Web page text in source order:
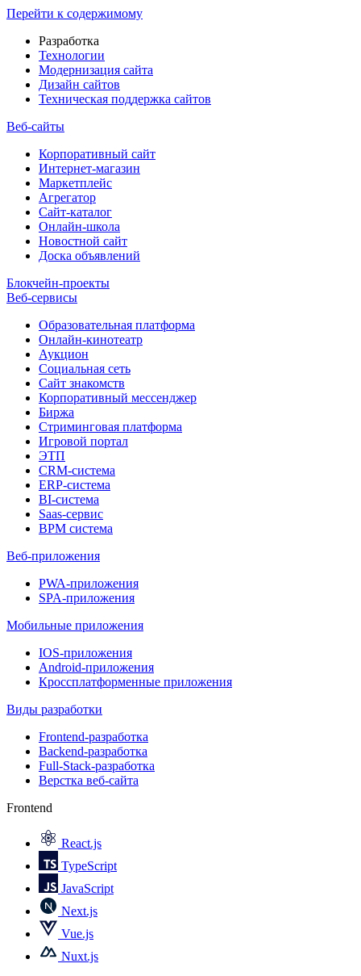
Перейти к содержимому
Разработка
Технологии
Модернизация сайта
Дизайн сайтов
Техническая поддержка сайтов
Веб-сайты
Корпоративный сайт
Интернет-магазин
Маркетплейс
Агрегатор
Сайт-каталог
Онлайн-школа
Новостной сайт
Доска объявлений
Блокчейн-проекты
Веб-сервисы
Образовательная платформа
Онлайн-кинотеатр
Аукцион
Социальная сеть
Сайт знакомств
Корпоративный мессенджер
Биржа
Стриминговая платформа
Игровой портал
ЭТП
CRM-система
ERP-система
BI-система
Saas-сервис
BPM система
Веб-приложения
PWA-приложения
SPA-приложения
Мобильные приложения
IOS-приложения
Android-приложения
Кроссплатформенные приложения
Виды разработки
Frontend-разработка
Backend-разработка
Full-Stack-разработка
Верстка веб-сайта
Frontend
React.js
TypeScript
JavaScript
Next.js
Vue.js
Nuxt.js